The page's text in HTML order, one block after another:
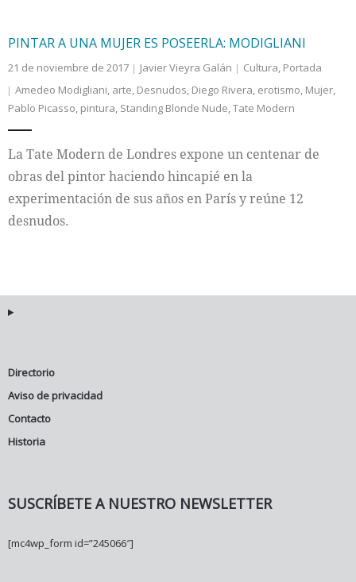
PINTAR A UNA MUJER ES POSEERLA: MODIGLIANI
21 de noviembre de 2017 Javier Vieyra Galán Cultura, Portada
Amedeo Modigliani, arte, Desnudos, Diego Rivera, erotismo, Mujer,
Pablo Picasso, pintura, Standing Blonde Nude,Tate Modern
La Tate Modern de Londres expone un centenar de
obras del pintor haciendo hincapié en la
experimentación de sus años en París y reúne 12
desnudos.
Directorio
Aviso de privacidad
Contacto
Historia
SUSCRÍBETE A NUESTRO NEWSLETTER
[mc4wp_form id=”245066″]